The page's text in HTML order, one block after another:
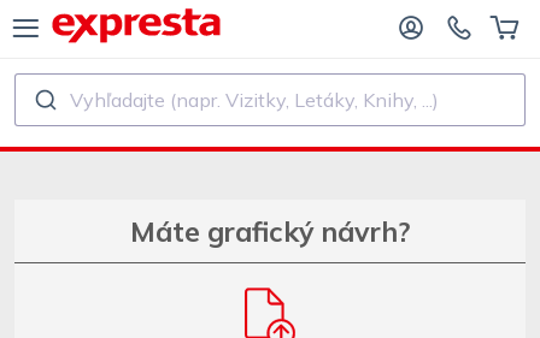
PRODUKTY
VYDAVATEĽSTVÁ A AUTOROV
Vyhľadajte (napr. Vizitky, Letáky, Knihy, ...)
Máte grafický návrh?